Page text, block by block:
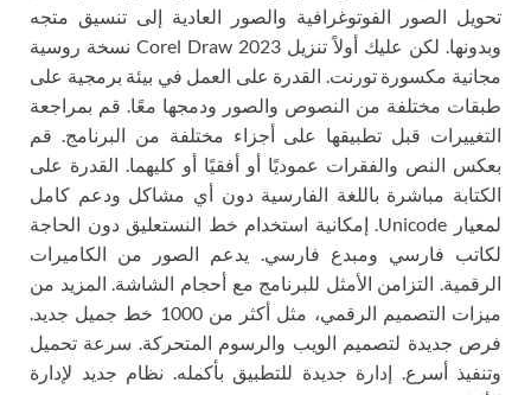
تحويل الصور الفوتوغرافية والصور العادية إلى تنسيق متجه
وبدونها. لكن عليك أولاً تنزيل Corel Draw 2023 نسخة روسية
مجانية مكسورة تورنت. القدرة على العمل في بيئة برمجية على
طبقات مختلفة من النصوص والصور ودمجها معًا. قم بمراجعة
التغييرات قبل تطبيقها على أجزاء مختلفة من البرنامج. قم
بعكس النص والفقرات عموديًا أو أفقيًا أو كليهما. القدرة على
الكتابة مباشرة باللغة الفارسية دون أي مشاكل ودعم كامل
لمعيار Unicode. إمكانية استخدام خط النستعليق دون الحاجة
لكاتب فارسي ومبدع فارسي. يدعم الصور من الكاميرات
الرقمية. التزامن الأمثل للبرنامج مع أحجام الشاشة. المزيد من
ميزات التصميم الرقمي، مثل أكثر من 1000 خط جميل جديد.
فرص جديدة لتصميم الويب والرسوم المتحركة. سرعة تحميل
وتنفيذ أسرع. إدارة جديدة للتطبيق بأكمله. نظام جديد لإدارة